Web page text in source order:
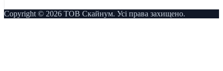
Copyright © 2026 ТОВ Скайнум. Усі права захищено.